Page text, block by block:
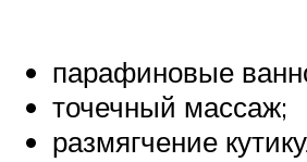
парафиновые
точечный массаж;
размягчение